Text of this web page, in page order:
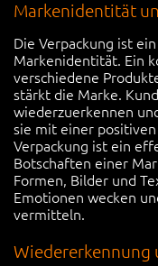
Markenidentität
Die Verpackung ist
Markenidentität. Ein
verschiedene
stärkt die Marke.
wiederzuerkennen
sie mit einer
Verpackung ist ein
Botschaften einer
Formen, Bilder und
Emotionen wecken
vermitteln.
Wiedererkennung